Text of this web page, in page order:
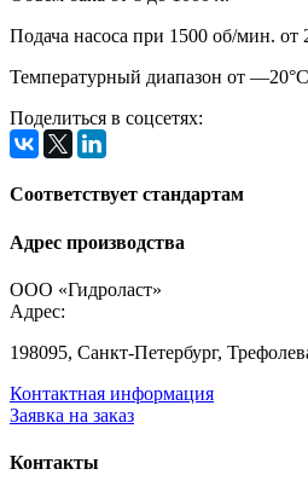
Подача насоса при 1500 об/мин. от
Температурный диапазон от
Поделиться в соцсетях:
Соответствует стандартам
Адрес производства
ООО «Гидроласт»
Адрес:
198095, Санкт-Петербург,
Контактная информация
Заявка на заказ
Контакты